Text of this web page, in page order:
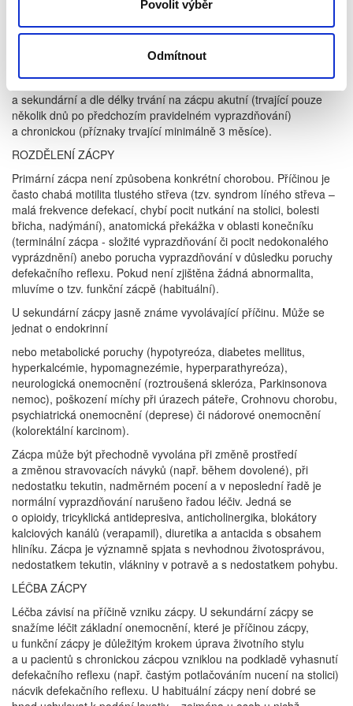
Povolit výběr
Odmítnout
Po normálním vyprázdnění se má dostavit libý pocit (tzv. pocit
postiženy ženy, u kterých je to dáno určitou hormonální odlišností,
zácpa se může objevit v těhotenství a její výskyt narůstá s věkem
mírou). Podle příčiny vzniku dělíme zácpu na primární
a sekundární a dle délky trvání na zácpu akutní (trvající pouze
několik dnů po předchozím pravidelném vyprazdňování)
a chronickou (příznaky trvající minimálně 3 měsíce).
ROZDĚLENÍ ZÁCPY
Primární zácpa není způsobena konkrétní chorobou. Příčinou je
často chabá motilita tlustého střeva (tzv. syndrom líného střeva –
malá frekvence defekací, chybí pocit nutkání na stolici, bolesti
břicha, nadýmání), anatomická překážka v oblasti konečníku
(terminální zácpa - složité vyprazdňování či pocit nedokonalého
vyprázdnění) anebo porucha vyprazdňování v důsledku poruchy
defekačního reflexu. Pokud není zjištěna žádná abnormalita,
mluvíme o tzv. funkční zácpě (habituální).
U sekundární zácpy jasně známe vyvolávající příčinu. Může se
jednat o endokrinní
nebo metabolické poruchy (hypotyreóza, diabetes mellitus,
hyperkalcémie, hypomagnezémie, hyperparathyreóza),
neurologická onemocnění (roztroušená skleróza, Parkinsonova
nemoc), poškození míchy při úrazech páteře, Crohnovu chorobu,
psychiatrická onemocnění (deprese) či nádorové onemocnění
(kolorektální karcinom).
Zácpa může být přechodně vyvolána při změně prostředí
a změnou stravovacích návyků (např. během dovolené), při
nedostatku tekutin, nadměrném pocení a v neposlední řadě je
normální vyprazdňování narušeno řadou léčiv. Jedná se
o opioidy, tricyklická antidepresiva, anticholinergika, blokátory
kalciových kanálů (verapamil), diuretika a antacida s obsahem
hliníku. Zácpa je významně spjata s nevhodnou životosprávou,
nedostatkem tekutin, vlákniny v potravě a s nedostatkem pohybu.
LÉČBA ZÁCPY
Léčba závisí na příčině vzniku zácpy. U sekundární zácpy se
snažíme léčit základní onemocnění, které je příčinou zácpy,
u funkční zácpy je důležitým krokem úprava životního stylu
a u pacientů s chronickou zácpou vzniklou na podkladě vyhasnutí
defekačního reflexu (např. častým potlačováním nucení na stolici)
nácvik defekačního reflexu. U habituální zácpy není dobré se